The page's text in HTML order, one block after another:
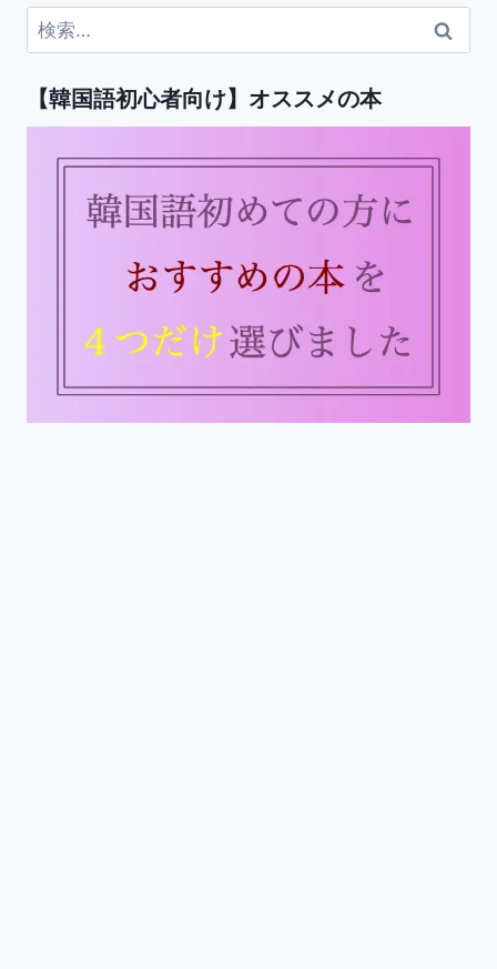
検
索:
【韓国語初心者向け】オススメの本